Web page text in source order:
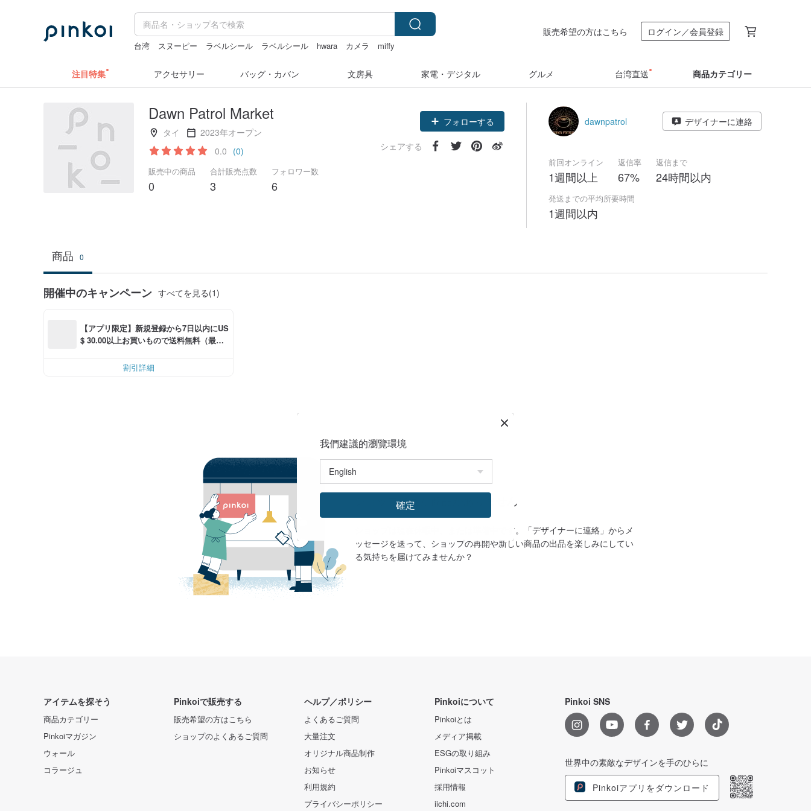
台湾 スヌーピー ラベルシール ラベルシール hwara カメラ
miffy
販売希望の方はこちら ログイン／会員登録
注目特集 アクセサリー バッグ・カバン 文房具 家電・デジタル グルメ 台湾直送 商品カテゴリー
Dawn Patrol Market
タイ
2023年オープン
0.0 (0)
販売中の商品
0
合計販売点数
3
フォロワー数
6
フォローする
シェアする
dawnpatrol デザイナーに連絡
前回オンライン
1週間以上
返信率
67%
返信まで
24時間以内
発送までの平均所要時間
1週間以内
商品 0
開催中のキャンペーン すべてを見る(1)
【アプリ限定】新規登録から7日以内にUS
$ 30.00以上お買いもので送料無料（最大U
割引詳細
ショップにまだ商品がありません
ショップは現在休暇中、または準備中です。「デザイナーに連絡」からメ
ッセージを送って、ショップの再開や新しい商品の出品を楽しみにしてい
る気持ちを届けてみませんか？
アイテムを探そう
商品カテゴリー
Pinkoiマガジン
ウォール
コラージュ
Pinkoiで販売する
販売希望の方はこちら
ショップのよくあるご質問
ヘルプ／ポリシー
よくあるご質問
大量注文
オリジナル商品制作
お知らせ
利用規約
プライバシーポリシー
Pinkoiについて
Pinkoiとは
メディア掲載
ESGの取り組み
Pinkoiマスコット
採用情報
iichi.com
Pinkoi SNS
世界中の素敵なデザインを手のひらに
Pinkoiアプリをダウンロード
我們建議的瀏覽環境
確定